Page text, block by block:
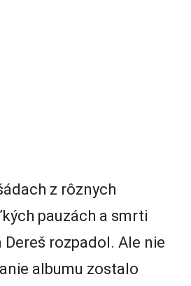
z rôznych
pauzách a smrti
Dereš rozpadol. Ale nie
albumu zostalo